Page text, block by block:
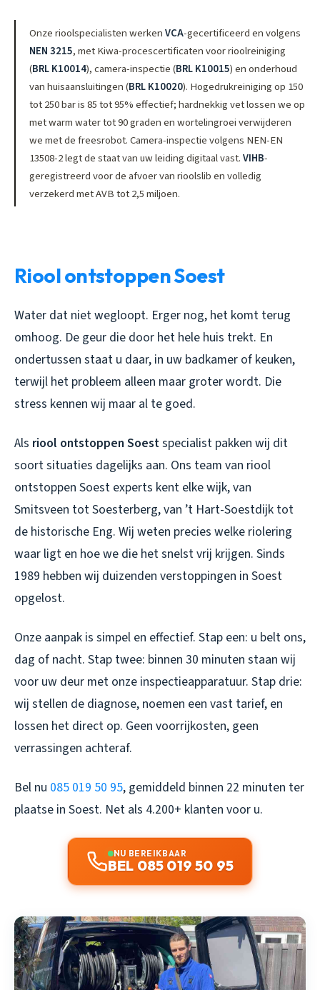
Onze rioolspecialisten werkenVCA-gecertificeerd en volgens
NEN 3215, met Kiwa-procescertificaten voor rioolreiniging
(BRL K10014), camera-inspectie (BRL K10015) en onderhoud
van huisaansluitingen (BRL K10020). Hogedrukreiniging op 150
tot 250 bar is 85 tot 95% effectief; hardnekkig vet lossen we op
met warm water tot 90 graden en wortelingroei verwijderen
we met de freesrobot. Camera-inspectie volgens NEN-EN
13508-2 legt de staat van uw leiding digitaal vast.VIHB-
geregistreerd voor de afvoer van rioolslib en volledig
verzekerd met AVB tot 2,5 miljoen.
Riool ontstoppen Soest
Water dat niet wegloopt. Erger nog, het komt terug
omhoog. De geur die door het hele huis trekt. En
ondertussen staat u daar, in uw badkamer of keuken,
terwijl het probleem alleen maar groter wordt. Die
stress kennen wij maar al te goed.
Als riool ontstoppen Soestspecialist pakken wij dit
soort situaties dagelijks aan. Ons team van riool
ontstoppen Soest experts kent elke wijk, van
Smitsveen tot Soesterberg, van ’t Hart-Soestdijk tot
de historische Eng. Wij weten precies welke riolering
waar ligt en hoe we die het snelst vrij krijgen. Sinds
1989 hebben wij duizenden verstoppingen in Soest
opgelost.
Onze aanpak is simpel en effectief. Stap een: u belt ons,
dag of nacht. Stap twee: binnen 30 minuten staan wij
voor uw deur met onze inspectieapparatuur. Stap drie:
wij stellen de diagnose, noemen een vast tarief, en
lossen het direct op. Geen voorrijkosten, geen
verrassingen achteraf.
Bel nu 085 019 50 95, gemiddeld binnen 22 minuten ter
plaatse in Soest. Net als 4.200+ klanten voor u.
NU BEREIKBAAR
BEL 085 019 50 95